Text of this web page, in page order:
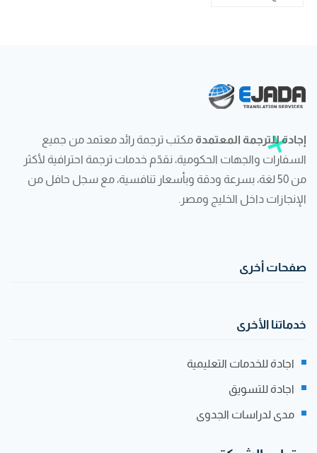
إجادة للترجمة المعتمدة مكتب ترجمة رائد معتمد من جميع
السفارات والجهات الحكومية، نقدّم خدمات ترجمة احترافية لأكثر
من 50 لغة، بسرعة ودقة وبأسعار تنافسية، مع سجل حافل من
الإنجازات داخل الخليج ومصر.
صفحات أخرى
خدماتنا الأخرى
اجادة للخدمات التعليمية
اجادة للتسويق
مدى لدراسات الجدوى